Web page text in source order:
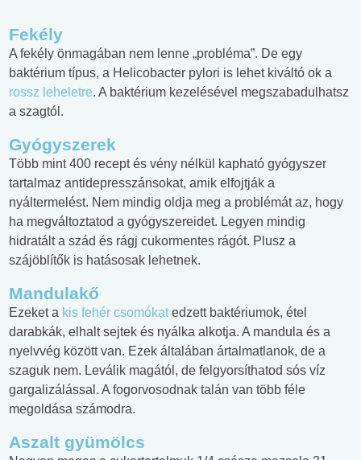
Fekély
A fekély önmagában nem lenne „probléma”. De egy
baktérium típus, a Helicobacter pylori is lehet kiváltó ok a
rossz leheletre. A baktérium kezelésével megszabadulhatsz
a szagtól.
Gyógyszerek
Több mint 400 recept és vény nélkül kapható gyógyszer
tartalmaz antidepresszánsokat, amik elfojtják a
nyáltermelést. Nem mindig oldja meg a problémát az, hogy
ha megváltoztatod a gyógyszereidet. Legyen mindig
hidratált a szád és rágj cukormentes rágót. Plusz a
szájöblítők is hatásosak lehetnek.
Mandulakő
Ezeket a kis fehér csomókatedzett baktériumok, étel
darabkák, elhalt sejtek és nyálka alkotja. A mandula és a
nyelvvég között van. Ezek általában ártalmatlanok, de a
szaguk nem. Leválik magától, de felgyorsíthatod sós víz
gargalizálással. A fogorvosodnak talán van több féle
megoldása számodra.
Aszalt gyümölcs